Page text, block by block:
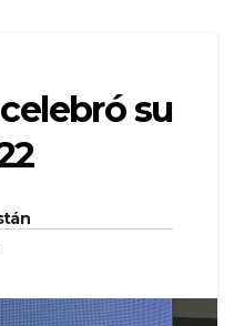
su